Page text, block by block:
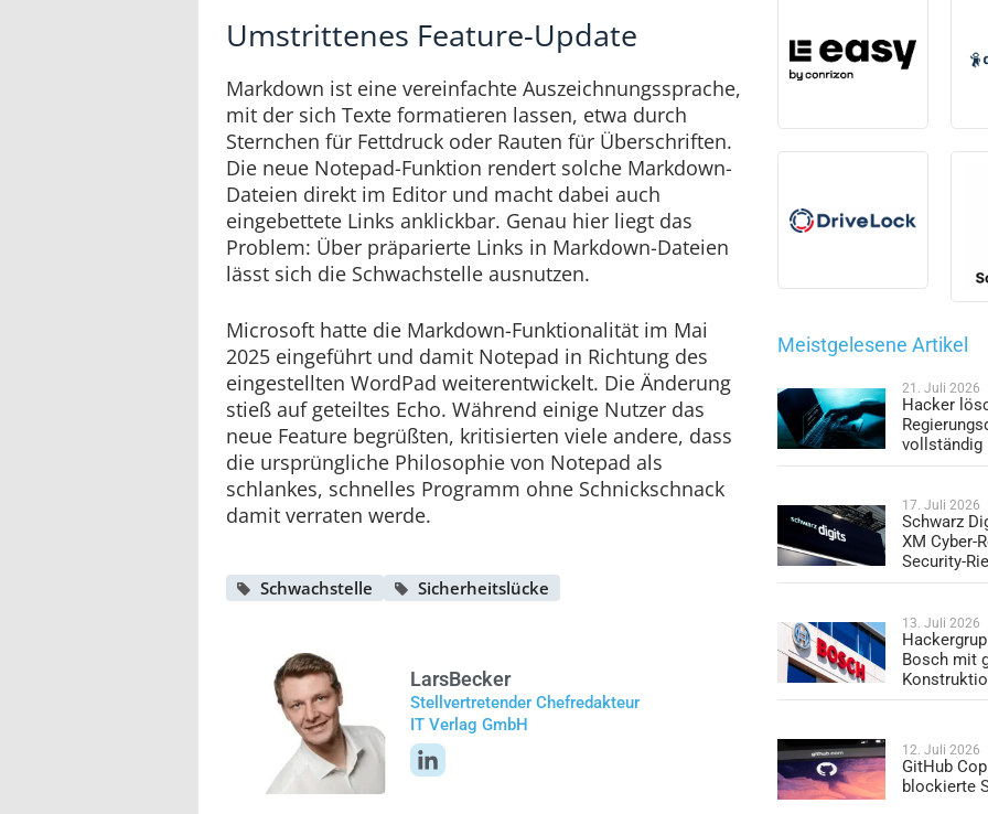
Umstrittenes Feature-Update
Markdown ist eine vereinfachte Auszeichnungssprache,
mit der sich Texte formatieren lassen, etwa durch
Sternchen für Fettdruck oder Rauten für Überschriften.
Die neue Notepad-Funktion rendert solche Markdown-
Dateien direkt im Editor und macht dabei auch
eingebettete Links anklickbar. Genau hier liegt das
Problem: Über präparierte Links in Markdown-Dateien
lässt sich die Schwachstelle ausnutzen.
Microsoft hatte die Markdown-Funktionalität im Mai
2025 eingeführt und damit Notepad in Richtung des
eingestellten WordPad weiterentwickelt. Die Änderung
stieß auf geteiltes Echo. Während einige Nutzer das
neue Feature begrüßten, kritisierten viele andere, dass
die ursprüngliche Philosophie von Notepad als
schlankes, schnelles Programm ohne Schnickschnack
damit verraten werde.
Schwachstelle Sicherheitslücke
LarsBecker
Stellvertretender Chefredakteur
IT Verlag GmbH
Meistgelesene Artikel
21. Juli 2026
Hacker
vollständig
17. Juli 2026
Schwarz
XM Cyber-
Security-
13. Juli 2026
Bosch mit
12. Juli 2026
GitHub
blockierte